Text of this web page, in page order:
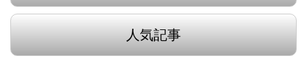
人気記事